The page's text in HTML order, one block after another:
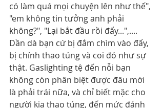
có làm quá mọi chuyện lên như thế",
"em không tin tưởng anh phải
không?", "Lại bắt đầu rồi đấy...",....
Dần dà bạn cứ bị đắm chìm vào đấy,
bị chính thao túng và coi đó như sự
thật. Gaslighting tệ đến nỗi bạn
không còn phân biệt được đâu mới
là phải trái nữa, và chỉ biết mặc cho
người kia thao túng, đến mức đánh